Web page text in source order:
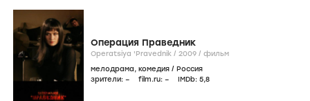
Операция Праведник
Operatsiya 'Pravednik / 2009 / фильм
мелодрама, комедия / Россия
зрители: – film.ru: – IMDb: 5,8